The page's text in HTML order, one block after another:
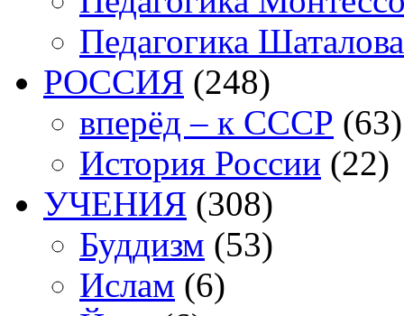
Педагогика Шаталова
РОССИЯ (248)
вперёд – к СССР (63)
История России (22)
УЧЕНИЯ (308)
Буддизм (53)
Ислам (6)